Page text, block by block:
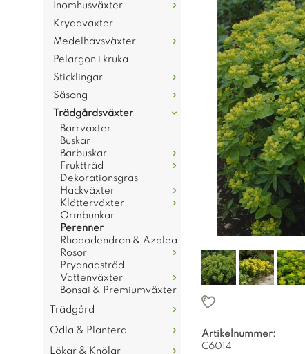
Inomhusväxter
Kryddväxter
Medelhavsväxter
Pelargon i kruka
Sticklingar
Säsong
Trädgårdsväxter
Barrväxter
Buskar
Bärbuskar
Fruktträd
Dekorationsgräs
Häckväxter
Klätterväxter
Ormbunkar
Perenner
Rhododendron & Azalea
Rosor
Prydnadsträd
Vattenväxter
Bonsai & Premiumväxter
Trädgård
Odla & Plantera
Lökar & Knölar
Artikelnummer:
C6014